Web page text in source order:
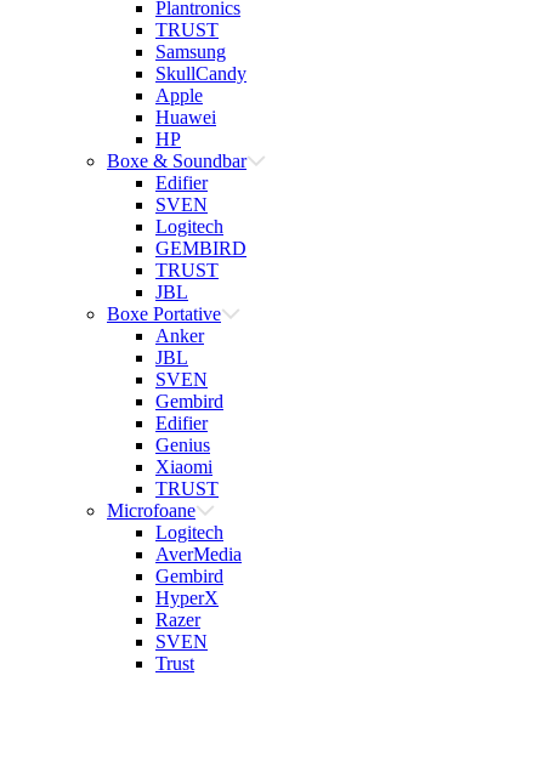
Plantronics
TRUST
Samsung
SkullCandy
Apple
Huawei
HP
Boxe & Soundbar
Edifier
SVEN
Logitech
GEMBIRD
TRUST
JBL
Boxe Portative
Anker
JBL
SVEN
Gembird
Edifier
Genius
Xiaomi
TRUST
Microfoane
Logitech
AverMedia
Gembird
HyperX
Razer
SVEN
Trust